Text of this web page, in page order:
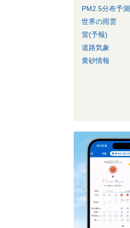
PM2.5分布予測
世界の雨雲
雷(予報)
道路気象
黄砂情報